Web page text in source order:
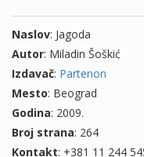
Naslov: Jagoda
Autor: Miladin Šoškić
Izdavač: Partenon
Mesto: Beograd
Godina: 2009.
Broj strana: 264
Kontakt: +381 11 244